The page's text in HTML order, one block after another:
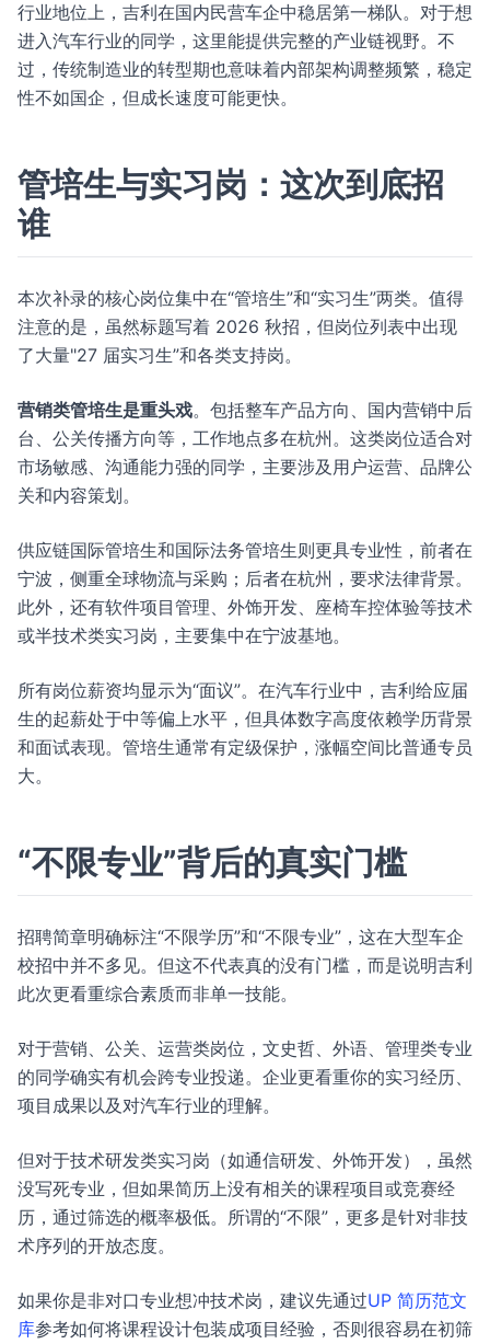
行业地位上，吉利在国内民营车企中稳居第一梯队。对于想
进入汽车行业的同学，这里能提供完整的产业链视野。不
过，传统制造业的转型期也意味着内部架构调整频繁，稳定
性不如国企，但成长速度可能更快。
管培生与实习岗：这次到底招
谁
本次补录的核心岗位集中在“管培生”和“实习生”两类。值得
注意的是，虽然标题写着 2026 秋招，但岗位列表中出现
了大量"27 届实习生”和各类支持岗。
营销类管培生是重头戏。包括整车产品方向、国内营销中后
台、公关传播方向等，工作地点多在杭州。这类岗位适合对
市场敏感、沟通能力强的同学，主要涉及用户运营、品牌公
关和内容策划。
供应链国际管培生和国际法务管培生则更具专业性，前者在
宁波，侧重全球物流与采购；后者在杭州，要求法律背景。
此外，还有软件项目管理、外饰开发、座椅车控体验等技术
或半技术类实习岗，主要集中在宁波基地。
所有岗位薪资均显示为“面议”。在汽车行业中，吉利给应届
生的起薪处于中等偏上水平，但具体数字高度依赖学历背景
和面试表现。管培生通常有定级保护，涨幅空间比普通专员
大。
“不限专业”背后的真实门槛
招聘简章明确标注“不限学历”和“不限专业”，这在大型车企
校招中并不多见。但这不代表真的没有门槛，而是说明吉利
此次更看重综合素质而非单一技能。
对于营销、公关、运营类岗位，文史哲、外语、管理类专业
的同学确实有机会跨专业投递。企业更看重你的实习经历、
项目成果以及对汽车行业的理解。
但对于技术研发类实习岗（如通信研发、外饰开发），虽然
没写死专业，但如果简历上没有相关的课程项目或竞赛经
历，通过筛选的概率极低。所谓的“不限”，更多是针对非技
术序列的开放态度。
如果你是非对口专业想冲技术岗，建议先通过UP 简历范文
库参考如何将课程设计包装成项目经验，否则很容易在初筛